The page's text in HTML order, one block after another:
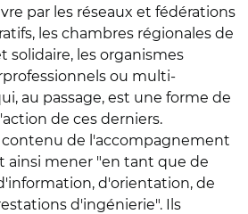
par les réseaux et fédérations
les chambres régionales de
solidaire, les organismes
ou multi-
au passage, est une forme de
de ces derniers.
contenu de l'accompagnement
ainsi mener "en tant que de
d'orientation, de
d'ingénierie". Ils